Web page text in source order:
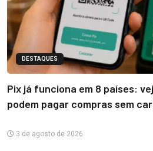
DESTAQUES
Pix já funciona em 8 países:
podem pagar compras sem
3 de agosto de 2026